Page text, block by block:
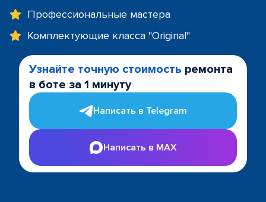
Профессиональные мастера
Комплектующие класса "Original"
Узнайте точную стоимость ремонта
в боте за 1 минуту
Написать в Telegram
Написать в MAX